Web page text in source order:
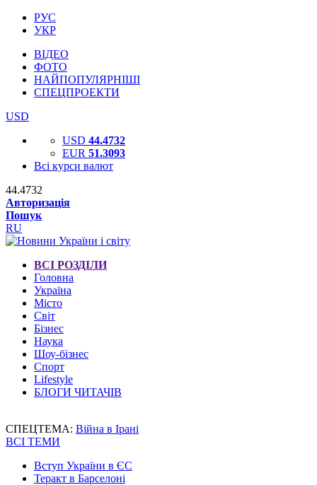
РУС
УКР
ВІДЕО
ФОТО
НАЙПОПУЛЯРНІШІ
СПЕЦПРОЕКТИ
USD
USD 44.4732
EUR 51.3093
Всі курси валют
44.4732
Авторизація
Пошук
RU
ВСІ РОЗДІЛИ
Головна
Україна
Місто
Світ
Бізнес
Наука
Шоу-бізнес
Спорт
Lifestyle
БЛОГИ ЧИТАЧІВ
СПЕЦТЕМА: Війна в Ірані
ВСІ ТЕМИ
Вступ України в ЄС
Теракт в Барселоні